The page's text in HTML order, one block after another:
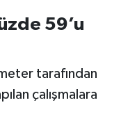
59’u
tarafından
çalışmalara